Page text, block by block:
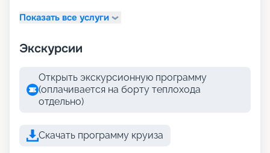
Показать все услуги
Экскурсии
Открыть экскурсионную программу
(оплачивается на борту теплохода
отдельно)
Скачать программу круиза